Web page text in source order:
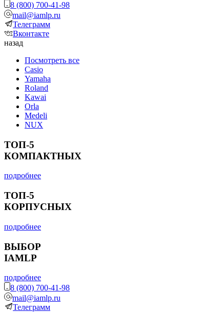
8 (800) 700-41-98
mail@iamlp.ru
Телеграмм
Вконтакте
назад
Посмотреть все
Casio
Yamaha
Roland
Kawai
Orla
Medeli
NUX
ТОП-5
КОМПАКТНЫХ
подробнее
ТОП-5
КОРПУСНЫХ
подробнее
ВЫБОР
IAMLP
подробнее
8 (800) 700-41-98
mail@iamlp.ru
Телеграмм